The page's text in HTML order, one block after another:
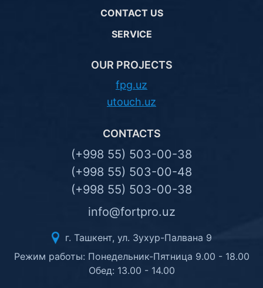
CONTACT US
SERVICE
OUR PROJECTS
fpg.uz
utouch.uz
CONTACTS
(+998 55) 503-00-38
(+998 55) 503-00-48
(+998 55) 503-00-38
info@fortpro.uz
г. Ташкент, ул. Зухур-Палвана 9
Режим работы: Понедельник-Пятница 9.00 - 18.00
Обед: 13.00 - 14.00